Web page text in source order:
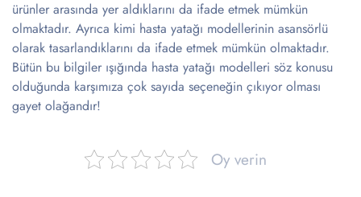
ürünler arasında yer aldıklarını da ifade etmek mümkün
olmaktadır. Ayrıca kimi hasta yatağı modellerinin asansörlü
olarak tasarlandıklarını da ifade etmek mümkün olmaktadır.
Bütün bu bilgiler ışığında hasta yatağı modelleri söz konusu
olduğunda karşımıza çok sayıda seçeneğin çıkıyor olması
gayet olağandır!
Oy verin